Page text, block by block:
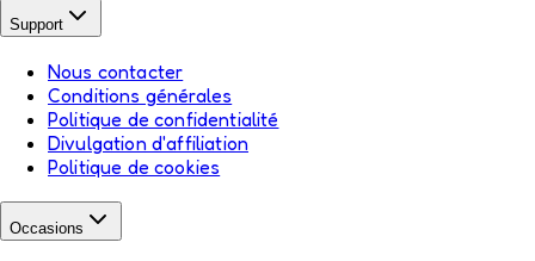
Support
Nous contacter
Conditions générales
Politique de confidentialité
Divulgation d'affiliation
Politique de cookies
Occasions